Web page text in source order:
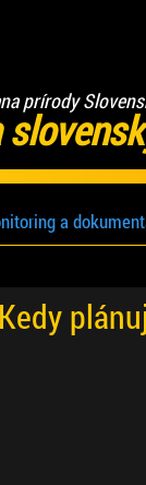
prírody
a
Kedy